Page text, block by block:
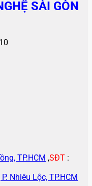
SÀI GÒN
TP.HCM ,SĐT :
Nhiêu Lộc, TP.HCM